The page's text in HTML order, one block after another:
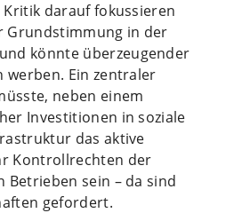
darauf fokussieren
Grundstimmung in der
könnte überzeugender
Ein zentraler
neben einem
Investitionen in soziale
das aktive
Kontrollrechten der
Betrieben sein – da sind
gefordert.